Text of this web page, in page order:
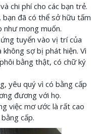
chi phí cho các bạn trẻ.
đã có thể sở hữu tấm
như mong muốn.
tuyển vào vị trí của
sợ bị phát hiện. Vì
bằng thật, có chữ ký
yêu quý vì có bằng cấp
đương với họ.
việc mơ ước là rất cao
cấp.